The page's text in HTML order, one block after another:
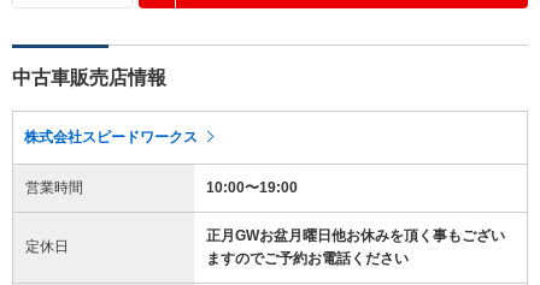
中古車販売店情報
株式会社スピードワークス
営業時間 10:00〜19:00
定休日
正月GWお盆月曜日他お休みを頂く事もござい
ますのでご予約お電話ください